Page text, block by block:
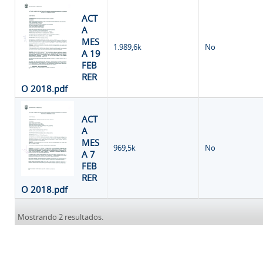
ACT
A
MES
A 19
FEB
RER
O 2018.pdf
1.989,6k No
ACT
A
MES
A 7
FEB
RER
O 2018.pdf
969,5k No
Mostrando 2 resultados.